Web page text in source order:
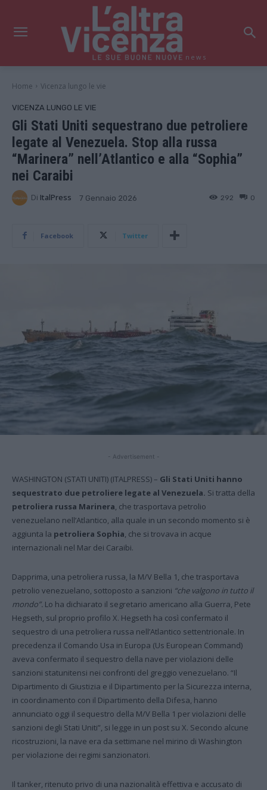
news
Home Vicenza lungo le vie
VICENZA LUNGO LE VIE
Gli Stati Uniti sequestrano due petroliere
legate al Venezuela. Stop alla russa
“Marinera” nell’Atlantico e alla “Sophia”
nei Caraibi
Di ItalPress 7 Gennaio 2026 0
292
Facebook Twitter
- Advertisement -
WASHINGTON (STATI UNITI) (ITALPRESS) – Gli Stati Uniti hanno
sequestrato due petroliere legate al Venezuela. Si tratta della
petroliera russa Marinera, che trasportava petrolio
venezuelano nell’Atlantico, alla quale in un secondo momento si è
aggiunta la petroliera Sophia, che si trovava in acque
internazionali nel Mar dei Caraibi.
Dapprima, una petroliera russa, la M/V Bella 1, che trasportava
petrolio venezuelano, sottoposto a sanzioni “che valgono in tutto il
mondo”. Lo ha dichiarato il segretario americano alla Guerra, Pete
Hegseth, sul proprio profilo X. Hegseth ha così confermato il
sequestro di una petroliera russa nell’Atlantico settentrionale. In
precedenza il Comando Usa in Europa (Us European Command)
aveva confermato il sequestro della nave per violazioni delle
sanzioni statunitensi nei confronti del greggio venezuelano. “Il
Dipartimento di Giustizia e il Dipartimento per la Sicurezza interna,
in coordinamento con il Dipartimento della Difesa, hanno
annunciato oggi il sequestro della M/V Bella 1 per violazioni delle
sanzioni degli Stati Uniti”, si legge in un post su X. Secondo alcune
ricostruzioni, la nave era da settimane nel mirino di Washington
per violazione dei regimi sanzionatori.
Il tanker, ritenuto privo di una nazionalità effettiva e accusato di